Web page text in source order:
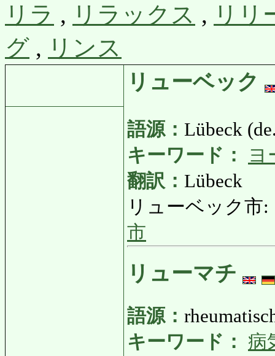
リラ , リラックス , リリ
グ , リンス
リューベック
語源： Lübeck
キーワード：
ヨ
翻訳： Lübeck
リューベック市
市
リューマチ
語源：
キーワード： 病